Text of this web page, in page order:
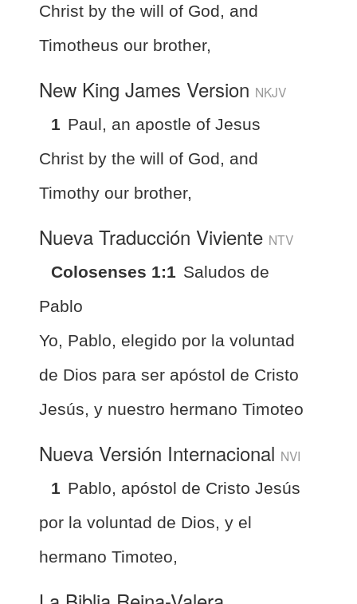
Christ by the will of God, and
Timotheus our brother,
New King James Version NKJV
1 Paul, an apostle of Jesus
Christ by the will of God, and
Timothy our brother,
Nueva Traducción Viviente NTV
Colosenses 1:1 Saludos de
Pablo
Yo, Pablo, elegido por la voluntad
de Dios para ser apóstol de Cristo
Jesús, y nuestro hermano Timoteo
Nueva Versión Internacional NVI
1 Pablo, apóstol de Cristo Jesús
por la voluntad de Dios, y el
hermano Timoteo,